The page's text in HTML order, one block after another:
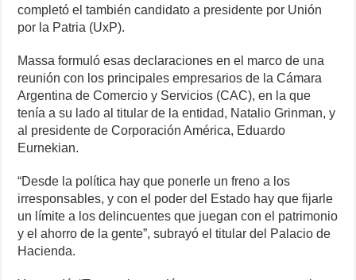
completó el también candidato a presidente por Unión
por la Patria (UxP).
Massa formuló esas declaraciones en el marco de una
reunión con los principales empresarios de la Cámara
Argentina de Comercio y Servicios (CAC), en la que
tenía a su lado al titular de la entidad, Natalio Grinman, y
al presidente de Corporación América, Eduardo
Eurnekian.
“Desde la política hay que ponerle un freno a los
irresponsables, y con el poder del Estado hay que fijarle
un límite a los delincuentes que juegan con el patrimonio
y el ahorro de la gente”, subrayó el titular del Palacio de
Hacienda.